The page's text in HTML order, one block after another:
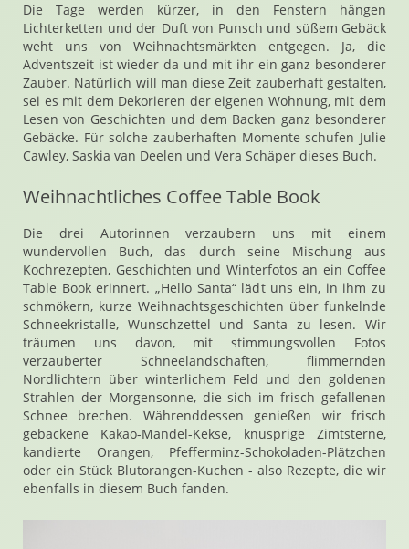
Die Tage werden kürzer, in den Fenstern hängen
Lichterketten und der Duft von Punsch und süßem Gebäck
weht uns von Weihnachtsmärkten entgegen. Ja, die
Adventszeit ist wieder da und mit ihr ein ganz besonderer
Zauber. Natürlich will man diese Zeit zauberhaft gestalten,
sei es mit dem Dekorieren der eigenen Wohnung, mit dem
Lesen von Geschichten und dem Backen ganz besonderer
Gebäcke. Für solche zauberhaften Momente schufen Julie
Cawley, Saskia van Deelen und Vera Schäper dieses Buch.
Weihnachtliches Coffee Table Book
Die drei Autorinnen verzaubern uns mit einem
wundervollen Buch, das durch seine Mischung aus
Kochrezepten, Geschichten und Winterfotos an ein Coffee
Table Book erinnert. „Hello Santa“ lädt uns ein, in ihm zu
schmökern, kurze Weihnachtsgeschichten über funkelnde
Schneekristalle, Wunschzettel und Santa zu lesen. Wir
träumen uns davon, mit stimmungsvollen Fotos
verzauberter Schneelandschaften, flimmernden
Nordlichtern über winterlichem Feld und den goldenen
Strahlen der Morgensonne, die sich im frisch gefallenen
Schnee brechen. Währenddessen genießen wir frisch
gebackene Kakao-Mandel-Kekse, knusprige Zimtsterne,
kandierte Orangen, Pfefferminz-Schokoladen-Plätzchen
oder ein Stück Blutorangen-Kuchen - also Rezepte, die wir
ebenfalls in diesem Buch fanden.